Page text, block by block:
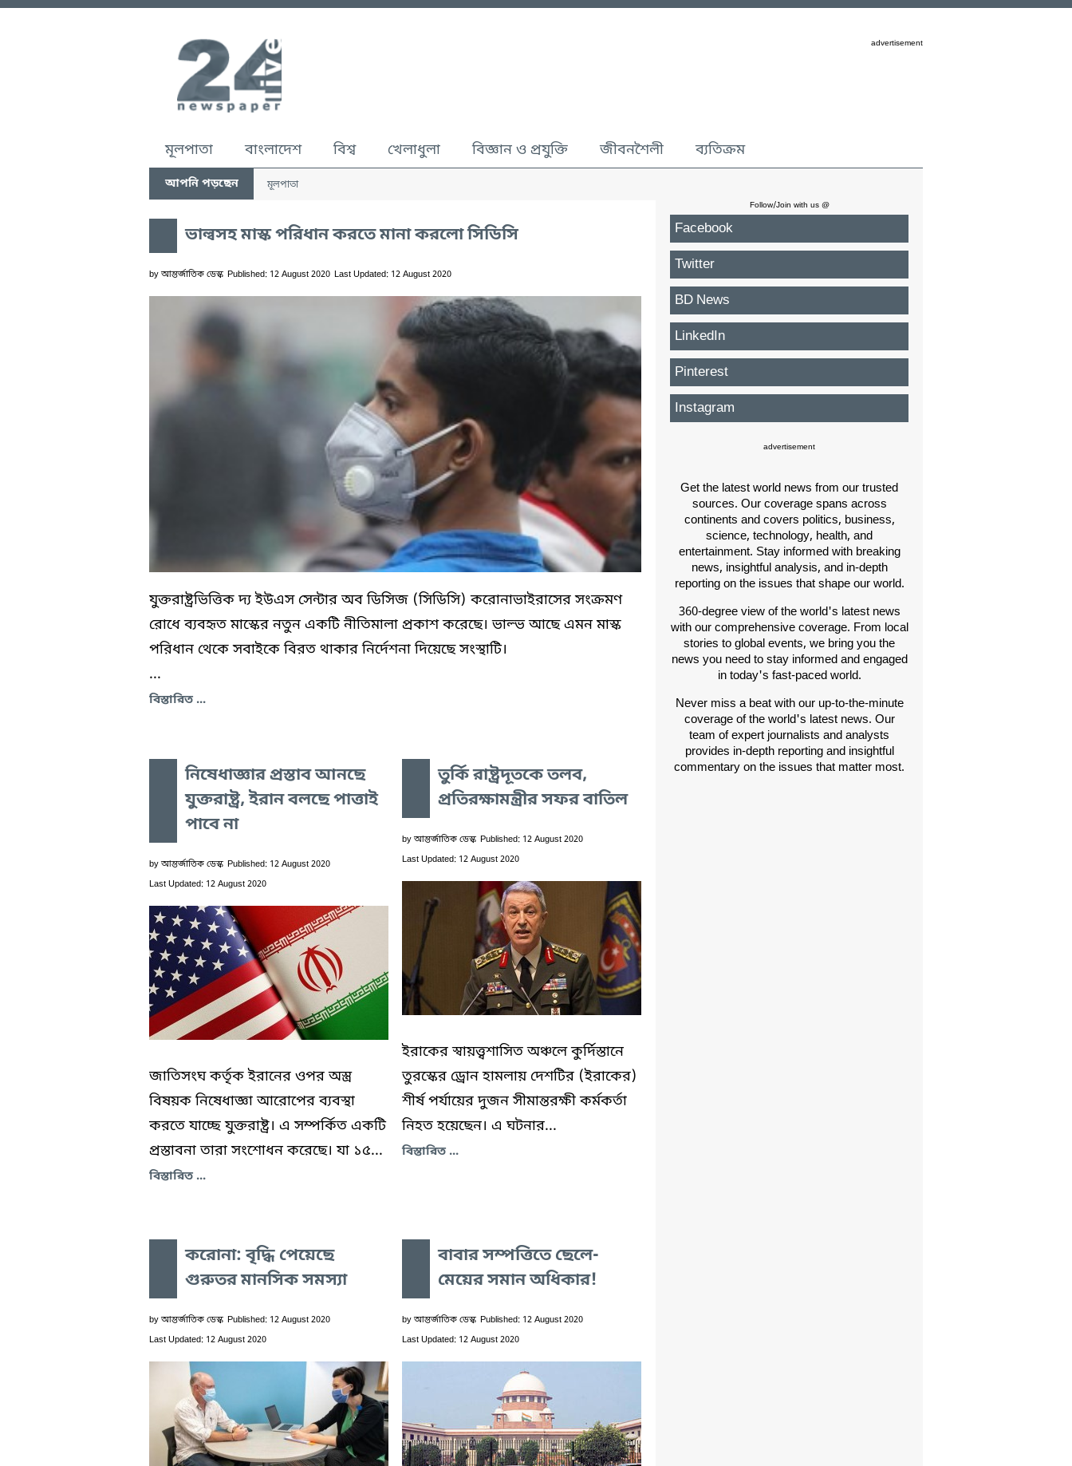
advertisement
মূলপাতা বাংলাদেশ বিশ্ব খেলাধুলা বিজ্ঞান ও প্রযুক্তি জীবনশৈলী ব্যতিক্রম
আপনি পড়ছেন মূলপাতা
ভাল্বসহ মাস্ক পরিধান করতে মানা করলো সিডিসি
by আন্তর্জাতিক ডেস্ক Published: 12 August 2020 Last Updated: 12 August 2020
যুক্তরাষ্ট্রভিত্তিক দ্য ইউএস সেন্টার অব ডিসিজ (সিডিসি) করোনাভাইরাসের সংক্রমণ
রোধে ব্যবহৃত মাস্কের নতুন একটি নীতিমালা প্রকাশ করেছে। ভাল্ভ আছে এমন মাস্ক
পরিধান থেকে সবাইকে বিরত থাকার নির্দেশনা দিয়েছে সংস্থাটি।
...
বিস্তারিত ...
নিষেধাজ্ঞার প্রস্তাব আনছে
যুক্তরাষ্ট্র, ইরান বলছে পাত্তাই
পাবে না
by আন্তর্জাতিক ডেস্ক Published: 12 August 2020
Last Updated: 12 August 2020
জাতিসংঘ কর্তৃক ইরানের ওপর অস্ত্র
বিষয়ক নিষেধাজ্ঞা আরোপের ব্যবস্থা
করতে যাচ্ছে যুক্তরাষ্ট্র। এ সম্পর্কিত একটি
প্রস্তাবনা তারা সংশোধন করেছে। যা ১৫...
বিস্তারিত ...
তুর্কি রাষ্ট্রদূতকে তলব,
প্রতিরক্ষামন্ত্রীর সফর বাতিল
by আন্তর্জাতিক ডেস্ক Published: 12 August 2020
Last Updated: 12 August 2020
ইরাকের স্বায়ত্ত্বশাসিত অঞ্চলে কুর্দিস্তানে
তুরস্কের ড্রোন হামলায় দেশটির (ইরাকের)
শীর্ষ পর্যায়ের দুজন সীমান্তরক্ষী কর্মকর্তা
নিহত হয়েছেন। এ ঘটনার...
বিস্তারিত ...
করোনা: বৃদ্ধি পেয়েছে
গুরুতর মানসিক সমস্যা
by আন্তর্জাতিক ডেস্ক Published: 12 August 2020
Last Updated: 12 August 2020
বাবার সম্পত্তিতে ছেলে-
মেয়ের সমান অধিকার!
by আন্তর্জাতিক ডেস্ক Published: 12 August 2020
Last Updated: 12 August 2020
Follow/Join with us @
Facebook
Twitter
BD News
LinkedIn
Pinterest
Instagram
advertisement
Get the latest world news from our trusted
sources. Our coverage spans across
continents and covers politics, business,
science, technology, health, and
entertainment. Stay informed with breaking
news, insightful analysis, and in-depth
reporting on the issues that shape our world.
360-degree view of the world's latest news
with our comprehensive coverage. From local
stories to global events, we bring you the
news you need to stay informed and engaged
in today's fast-paced world.
Never miss a beat with our up-to-the-minute
coverage of the world's latest news. Our
team of expert journalists and analysts
provides in-depth reporting and insightful
commentary on the issues that matter most.